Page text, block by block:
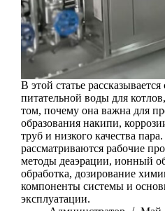
В этой статье
питательной воды для
том, почему она важна для
образования накипи,
труб и низкого качества
рассматриваются рабочие
методы деаэрации, ионный
обработка, дозирование
компоненты системы и
эксплуатации.